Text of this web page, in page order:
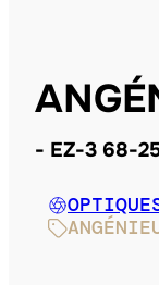
EZ-3 68-